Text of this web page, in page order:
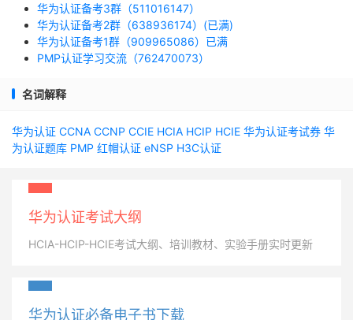
华为认证备考3群（511016147）
华为认证备考2群（638936174）(已满)
华为认证备考1群（909965086）已满
PMP认证学习交流（762470073）
名词解释
华为认证 CCNA CCNP CCIE HCIA HCIP HCIE 华为认证考试券 华
为认证题库 PMP 红帽认证 eNSP H3C认证
华为认证考试大纲
HCIA-HCIP-HCIE考试大纲、培训教材、实验手册实时更新
华为认证必备电子书下载